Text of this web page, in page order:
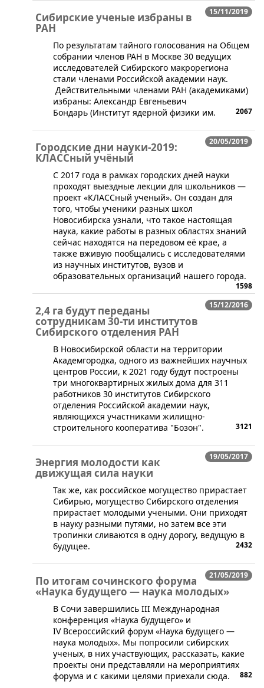
15/11/2019
Сибирские ученые избраны в
РАН
​По результатам тайного голосования на Общем
собрании членов РАН в Москве 30 ведущих
исследователей Сибирского макрорегиона
стали членами Российской академии наук.
Действительными членами РАН (академиками)
избраны: Александр Евгеньевич
Бондарь (Институт ядерной физики им.
2067
20/05/2019
Городские дни науки-2019:
КЛАССный учёный
С 2017 года в рамках городских дней науки
проходят выездные лекции для школьников —
проект «КЛАССный ученый». Он создан для
того, чтобы ученики разных школ
Новосибирска узнали, что такое настоящая
наука, какие работы в разных областях знаний
сейчас находятся на передовом её крае, а
также вживую пообщались с исследователями
из научных институтов, вузов и
образовательных организаций нашего города.
1598
15/12/2016
2,4 га будут переданы
сотрудникам 30-ти институтов
Сибирского отделения РАН
​В Новосибирской области на территории
Академгородка, одного из важнейших научных
центров России, к 2021 году будут построены
три многоквартирных жилых дома для 311
работников 30 институтов Сибирского
отделения Российской академии наук,
являющихся участниками жилищно-
строительного кооператива "Бозон".
3121
19/05/2017
Энергия молодости как
движущая сила науки
Так же, как российское могущество прирастает
Сибирью, могущество Сибирского отделения
прирастает молодыми учеными. Они приходят
в науку разными путями, но затем все эти
тропинки сливаются в одну дорогу, ведущую в
будущее.
2432
21/05/2019
По итогам сочинского форума
«Наука будущего — наука молодых»
​В Сочи завершились III Международная
конференция «Наука будущего» и
IV Всероссийский форум «Наука будущего —
наука молодых». Мы попросили сибирских
ученых, в них участвующих, рассказать, какие
проекты они представляли на мероприятиях
форума и с какими целями приехали сюда.
882